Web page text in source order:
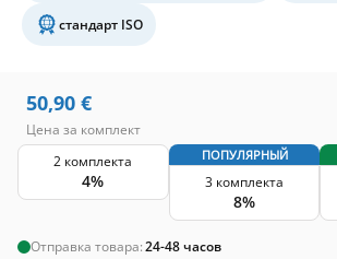
стандарт ISO
50,90 €
Цена за комплект
2 комплекта
4%
ПОПУЛЯРНЫЙ
3 комплекта
8%
Отправка товара:24-48 часов